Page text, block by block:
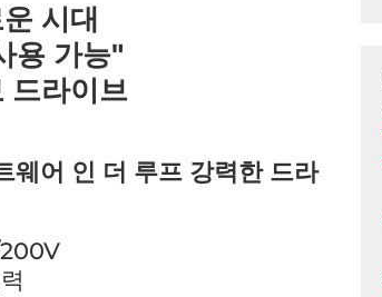
시대
용 가능"
드라이브
어 인 더 루프 강력한 드라